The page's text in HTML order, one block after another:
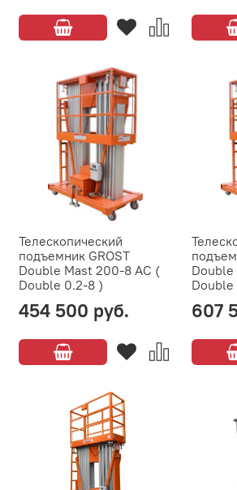
Телескопический
подъемник GROST
Double Mast 200-8 AC (
Double 0.2-8 )
454 500 руб.
Double
Double
607